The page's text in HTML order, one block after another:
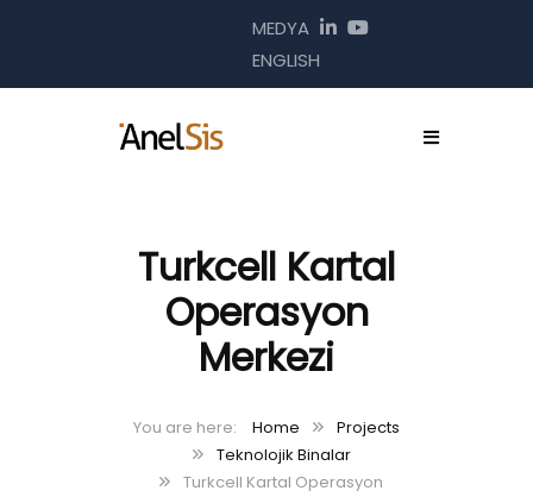
MEDYA
ENGLISH
Turkcell Kartal
Operasyon
Merkezi
Home
Projects
Teknolojik Binalar
Turkcell Kartal Operasyon